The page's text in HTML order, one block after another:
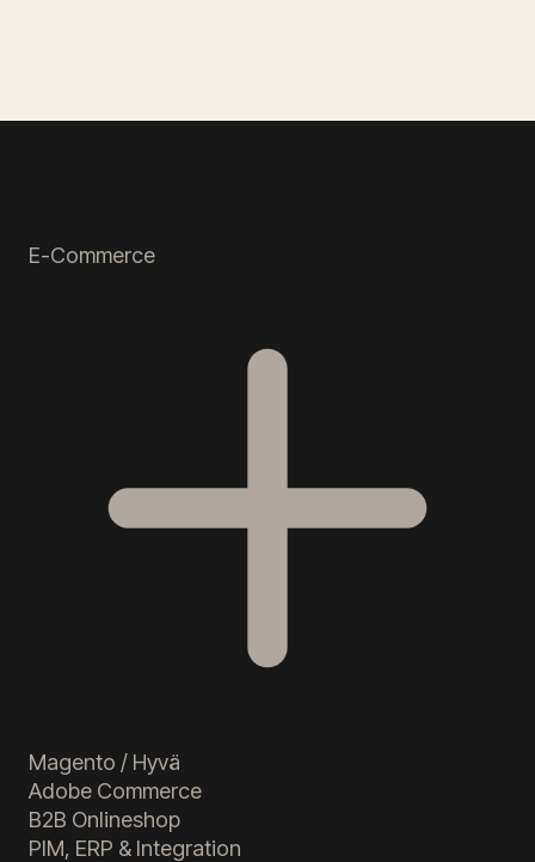
E-Commerce
Magento / Hyvä
Adobe Commerce
B2B Onlineshop
PIM, ERP & Integration